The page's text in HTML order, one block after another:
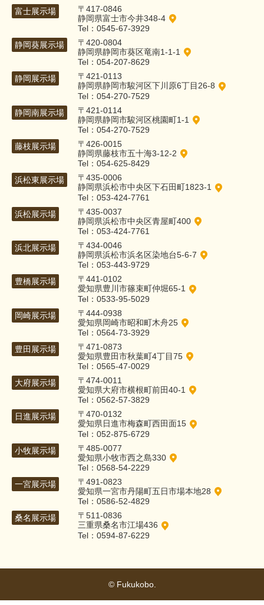
富士展示場
〒417-0846
静岡県富士市今井348-4
Tel：0545-67-3929
静岡葵展示場
〒420-0804
静岡県静岡市葵区竜南1-1-1
Tel：054-207-8629
静岡展示場
〒421-0113
静岡県静岡市駿河区下川原6丁目26-8
Tel：054-270-7529
静岡南展示場
〒421-0114
静岡県静岡市駿河区桃園町1-1
Tel：054-270-7529
藤枝展示場
〒426-0015
静岡県藤枝市五十海3-12-2
Tel：054-625-8429
浜松東展示場
〒435-0006
静岡県浜松市中央区下石田町1823-1
Tel：053-424-7761
浜松展示場
〒435-0037
静岡県浜松市中央区青屋町400
Tel：053-424-7761
浜北展示場
〒434-0046
静岡県浜松市浜名区染地台5-6-7
Tel：053-443-9729
豊橋展示場
〒441-0102
愛知県豊川市篠束町仲堀65-1
Tel：0533-95-5029
岡崎展示場
〒444-0938
愛知県岡崎市昭和町木舟25
Tel：0564-73-3929
豊田展示場
〒471-0873
愛知県豊田市秋葉町4丁目75
Tel：0565-47-0029
大府展示場
〒474-0011
愛知県大府市横根町前田40-1
Tel：0562-57-3829
日進展示場
〒470-0132
愛知県日進市梅森町西田面15
Tel：052-875-6729
小牧展示場
〒485-0077
愛知県小牧市西之島330
Tel：0568-54-2229
一宮展示場
〒491-0823
愛知県一宮市丹陽町五日市場本地28
Tel：0586-52-4829
桑名展示場
〒511-0836
三重県桑名市江場436
Tel：0594-87-6229
© Fukukobo.